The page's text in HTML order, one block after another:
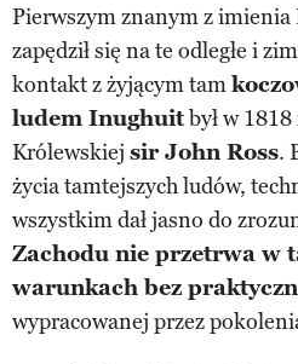
Pierwszym znanym z
zapędził się na te odległe i
kontakt z żyjącym tam
ludem Inughuitbył w
Królewskiej sir John Ross.
życia tamtejszych ludów,
wszystkim dał jasno do
Zachodu nie przetrwa w
warunkach bez
wypracowanej przez